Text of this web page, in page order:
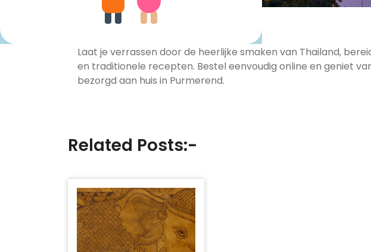
Laat je verrassen door de heerlijke smaken van Thailand,
en traditionele recepten. Bestel eenvoudig online en geniet
bezorgd aan huis in Purmerend.
Related Posts:-